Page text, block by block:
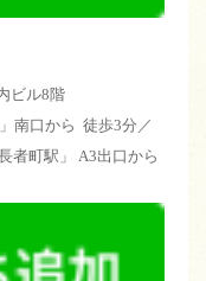
ビル8階
南口から 徒歩3分／
者町駅」 A3出口から